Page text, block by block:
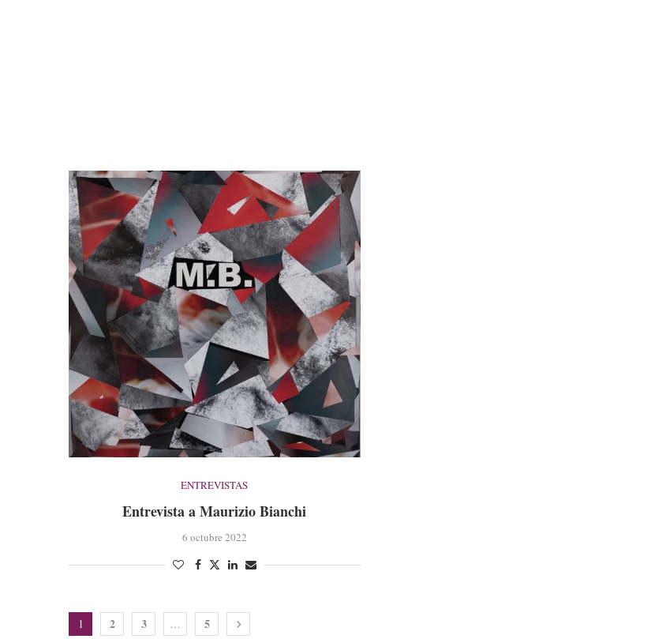
ENTREVISTAS
Entrevista a Maurizio Bianchi
6 octubre 2022
1 2 3 … 5